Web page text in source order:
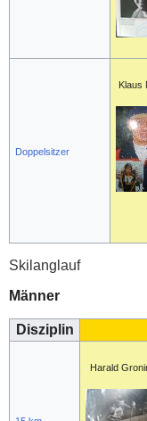
Doppelsitzer
Klaus
Skilanglauf
Männer
Disziplin
Harald